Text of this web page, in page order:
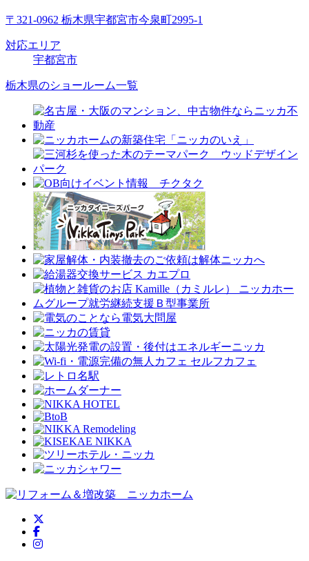
〒321-0962 栃木県宇都宮市今泉町2995-1
対応エリア
宇都宮市
栃木県のショールーム一覧
ニッカホーム公式Facebook
ニッカホーム公式Instagram